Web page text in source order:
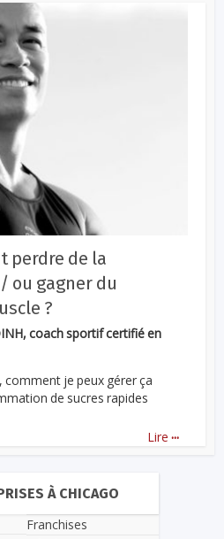
perdre de la
ou gagner du
?
coach sportif certifié en
comment je peux gérer ça
de sucres rapides
Lire ...
À CHICAGO
Franchises